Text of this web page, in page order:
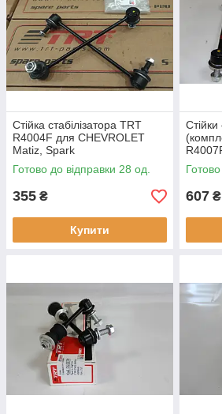
якості зварювального шва з
тестової машини.
Використовується якісна фарба марки
Стійка стабілізатора TRT
R4004F для CHEVROLET
Matiz, Spark
Готово до відправки 28 од.
355 ₴
Купити
Стійки
Trax,
607 ₴